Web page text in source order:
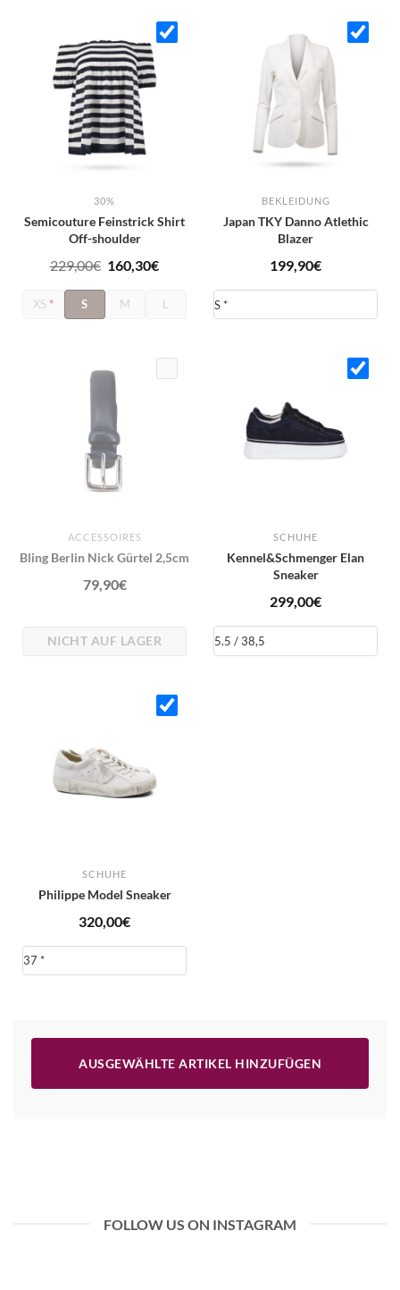
30%
Semicouture Feinstrick Shirt
Off-shoulder
229,00€ Ursprünglicher
war:
160,30€Aktueller
ist:
XS * S M L
BEKLEIDUNG
Japan TKY Danno Atlethic
Blazer
199,90€
ACCESSOIRES
Bling Berlin Nick Gürtel 2,5cm
79,90€
NICHT AUF LAGER
SCHUHE
Kennel&Schmenger Elan
Sneaker
299,00€
SCHUHE
Philippe Model Sneaker
320,00€
AUSGEWÄHLTE ARTIKEL HINZUFÜGEN
FOLLOW US ON INSTAGRAM